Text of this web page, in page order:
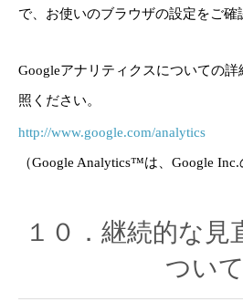
で、お使いのブラウザの設定をご確
Googleアナリティクスについての
照ください。
http://www.google.com/analytics
（Google Analytics™は、Google Inc.
１０．継続的な見
ついて